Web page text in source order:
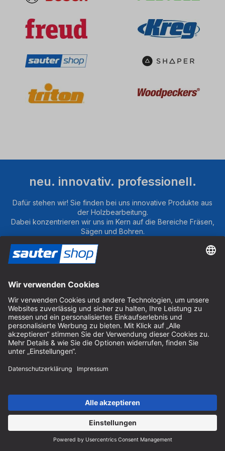
Ihren
Aktivitäten
Bitte
die
Details
des
Service
zu,
dieses
Informationen
Akzeptieren
powered
by
Usercentrics
Consent
Platform
neu. innovativ. professionell.
Dafür stehen wir! Sie finden bei uns innovative Produkte aus
der Holzbearbeitung.
Dabei konzentrieren wir uns im Kern auf die Bereiche Fräsen,
Sägen und Bohren.
neuesten Neuigkeiten zu unseren Produkten zu
erhalten, müssen Sie Marketing-Cookies akzeptieren.
Cookie-Einstellungen verwalten
Bereiten Sie Ihren Liebsten eine Freude mit dem sautershop
Gutschein.
Gutschein bestellen